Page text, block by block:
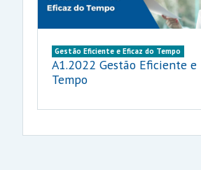
Gestão Eficiente e Eficaz do Tempo
A1.2022 Gestão Eficiente e
Tempo